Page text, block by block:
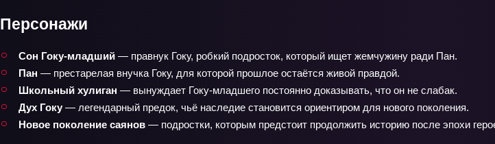
Персонажи
Сон Гоку-младший — правнук Гоку, робкий подросток, который ищет жемчужину ради Пан.
Пан — престарелая внучка Гоку, для которой прошлое остаётся живой правдой.
Школьный хулиган — вынуждает Гоку-младшего постоянно доказывать, что он не слабак.
Дух Гоку — легендарный предок, чьё наследие становится ориентиром для нового поколения.
Новое поколение саянов — подростки, которым предстоит продолжить историю после эпохи